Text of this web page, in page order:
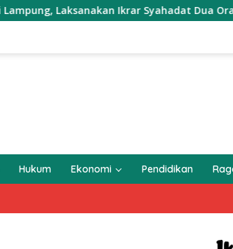
Laksanakan Ikrar Syahadat Dua Orang
Hukum Ekonomi Pendidikan